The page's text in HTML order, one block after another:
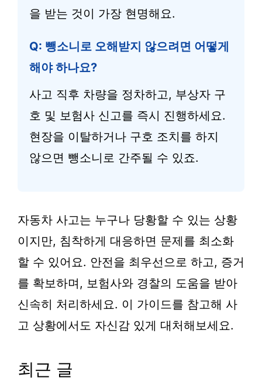
을 받는 것이 가장 현명해요.
Q: 뺑소니로 오해받지 않으려면 어떻게
해야 하나요?
사고 직후 차량을 정차하고, 부상자 구
호 및 보험사 신고를 즉시 진행하세요.
현장을 이탈하거나 구호 조치를 하지
않으면 뺑소니로 간주될 수 있죠.
자동차 사고는 누구나 당황할 수 있는 상황
이지만, 침착하게 대응하면 문제를 최소화
할 수 있어요. 안전을 최우선으로 하고, 증거
를 확보하며, 보험사와 경찰의 도움을 받아
신속히 처리하세요. 이 가이드를 참고해 사
고 상황에서도 자신감 있게 대처해보세요.
최근 글